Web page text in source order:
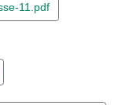
11.pdf